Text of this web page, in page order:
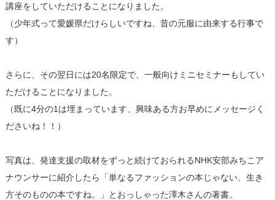
講座をしていただけることになりました。
（少年式って愛媛県だけらしいですね、昔の元服に由来する行事で
す）
さらに、その翌日には20名限定で、一般向けミニセミナーもしてい
ただけることになりました。
（既に4分の1は埋まっています、興味ある方お早めにメッセージく
ださいね！！）
写真は、発達支援の取材をずっと続けておられるNHK安部みちこア
ナウンサーに紹介したら「単なるファッションの本じゃない、生き
方そのものの本ですね。」とおっしゃった澤木さんの著書。